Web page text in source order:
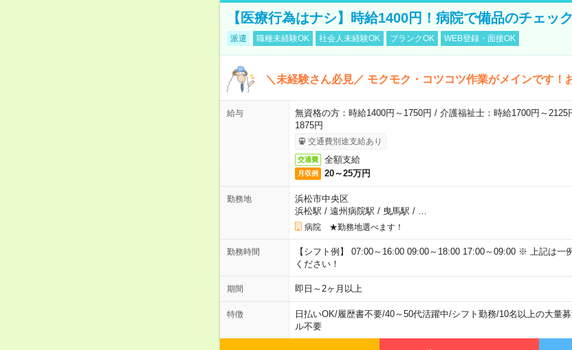
【医療行為はナシ】時給1400円！病院で備品のチェッ
派遣 職種未経験OK 社会人未経験OK ブランクOK WEB登録・面接OK
＼未経験さん必見／ モクモク・コツコツ作業がメインです！
給与
無資格の方：時給1400円～1750円 / 介護福祉士：時給1700円～2125
1875円
交通費別途支給あり
交通費 全額支給
月収例 20～25万円
勤務地
浜松市中央区
浜松駅 / 遠州病院駅 / 曳馬駅 /
病院 ★勤務地選べます！
勤務時間
【シフト例】 07:00～16:00 09:00～18:00 17:00～09:00 ※ 上記は一
ください！
期間 即日～2ヶ月以上
特徴 日払いOK/履歴書不要/40～50代活躍中/シフト勤務/10名以上の大量
ル不要